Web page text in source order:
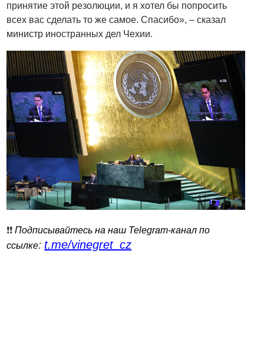
принятие этой резолюции, и я хотел бы попросить
всех вас сделать то же самое. Спасибо», – сказал
министр иностранных дел Чехии.
❗️❗️Подписывайтесь на наш Telegram-канал по
ссылке: t.me/vinegret_cz